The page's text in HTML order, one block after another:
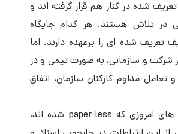
شده در کنار هم قرار گرفته اند و
در تلاش هستند. هر کدام جایگاه
شده ای را برعهده دارند. اما
شرکت و سازمانی، به صورت تیمی و در
و تعامل مداوم کارکنان سازمان، اتفاق
حتی در سازمان های امروزی که paper-less شده اند،